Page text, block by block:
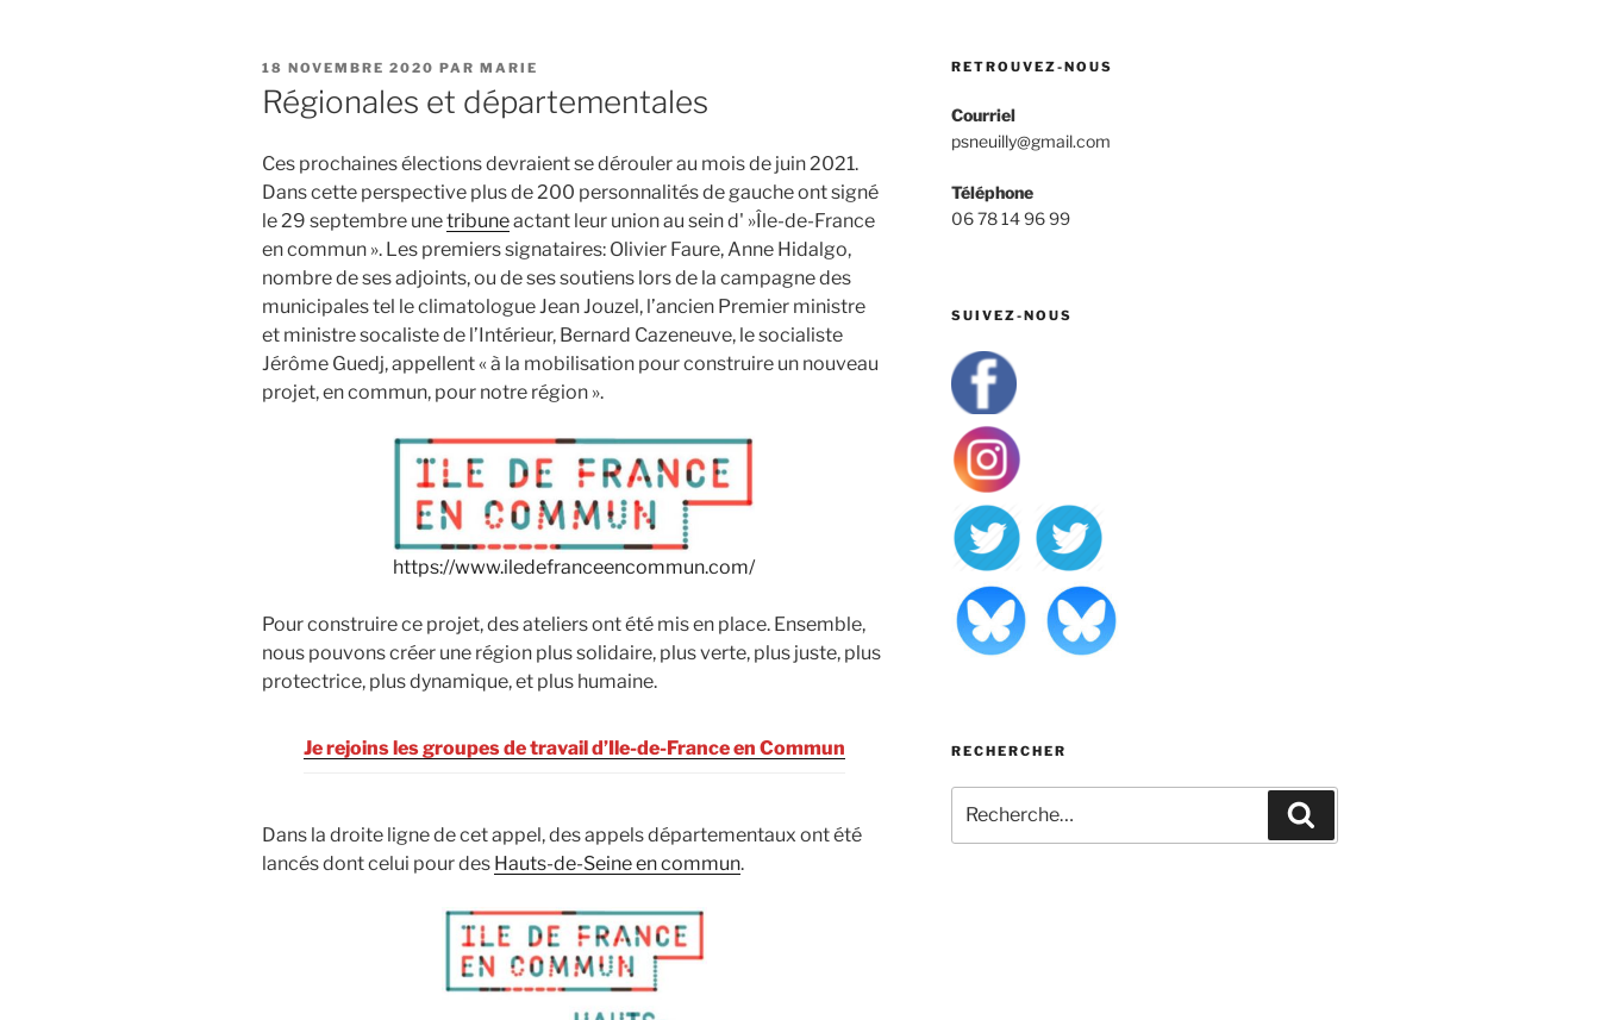
PUBLIÉ
LE
18 NOVEMBRE 2020 PAR MARIE
Régionales et départementales
Ces prochaines élections devraient se dérouler au mois de juin 2021.
Dans cette perspective plus de 200 personnalités de gauche ont signé
le 29 septembre unetribuneactant leur union au sein d' »Île-de-France
en commun ». Les premiers signataires: Olivier Faure, Anne Hidalgo,
nombre de ses adjoints, ou de ses soutiens lors de la campagne des
municipales tel le climatologue Jean Jouzel, l’ancien Premier ministre
et ministre socaliste de l’Intérieur, Bernard Cazeneuve, le socialiste
Jérôme Guedj, appellent « à la mobilisation pour construire un nouveau
projet, en commun, pour notre région ».
https://www.iledefranceencommun.com/
Pour construire ce projet, des ateliers ont été mis en place. Ensemble,
nous pouvons créer une région plus solidaire, plus verte, plus juste, plus
protectrice, plus dynamique, et plus humaine.
Je rejoins les groupes de travail d’Ile-de-France en Commun
Dans la droite ligne de cet appel, des appels départementaux ont été
lancés dont celui pour des Hauts-de-Seine en commun.
RETROUVEZ-NOUS
Courriel
psneuilly@gmail.com
Téléphone
06 78 14 96 99
SUIVEZ-NOUS
RECHERCHER
pour
: